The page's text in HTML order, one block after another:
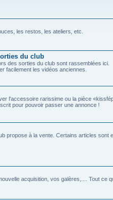
les restos, les ateliers, etc.
du club
des sorties du club sont rassemblées ici.
facilement les vidéos anciennes.
l'accessoire rarissime ou la pièce
pour pouvoir passer une annonce !
propose à la vente. Certains articles sont
acquisition, vos galères,.... Tout ce